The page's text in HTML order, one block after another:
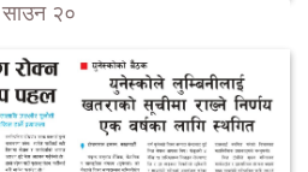
साउन २०